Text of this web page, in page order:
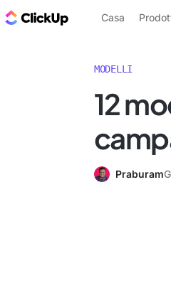
Blog di ClickUp
Casa
MODELLI
12
Praburam